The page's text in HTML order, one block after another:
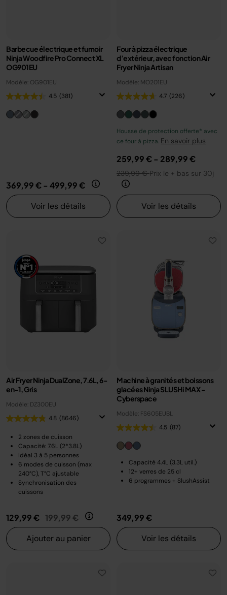
Barbecue électrique et fumoir
Ninja Woodfire Pro Connect XL
OG901EU
Modèle: OG901EU
4.5 (381)
369,99 €- 499,99 €
Voir les détails
Four à pizza électrique
d’extérieur, avec fonction Air
Fryer Ninja Artisan
Modèle: MO201EU
4.7 (226)
Housse de protection offerte* avec
ce four à pizza. En savoir plus
259,99 €- 289,99 €
239,99 €Prix le + bas sur 30j
Voir les détails
Air Fryer Ninja DualZone, 7.6L, 6-
en-1, Gris
Modèle: DZ300EU
4.8 (8646)
2 zones de cuisson
Capacité: 7.6L (2*3.8L)
Idéal 3 à 5 personnes
6 modes de cuisson (max
240°C), T°C ajustable
Synchronisation des
cuissons
129,99 € Prix réduit de
199,99 € au
Ajouter au panier
Machine à granités et boissons
glacées Ninja SLUSHi MAX -
Cyberspace
Modèle: FS605EUBL
4.5 (87)
Capacité 4.4L (3.3L util.)
12+ verres de 25 cl
6 programmes + SlushAssist
349,99 €
Voir les détails